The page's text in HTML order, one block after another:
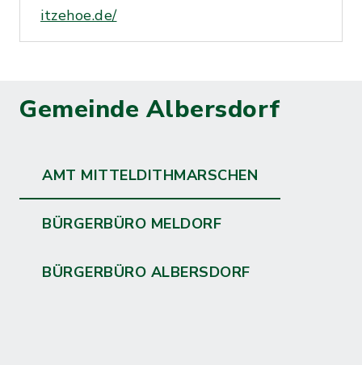
itzehoe.de/
Gemeinde Albersdorf
AMT MITTELDITHMARSCHEN
BÜRGERBÜRO MELDORF
BÜRGERBÜRO ALBERSDORF